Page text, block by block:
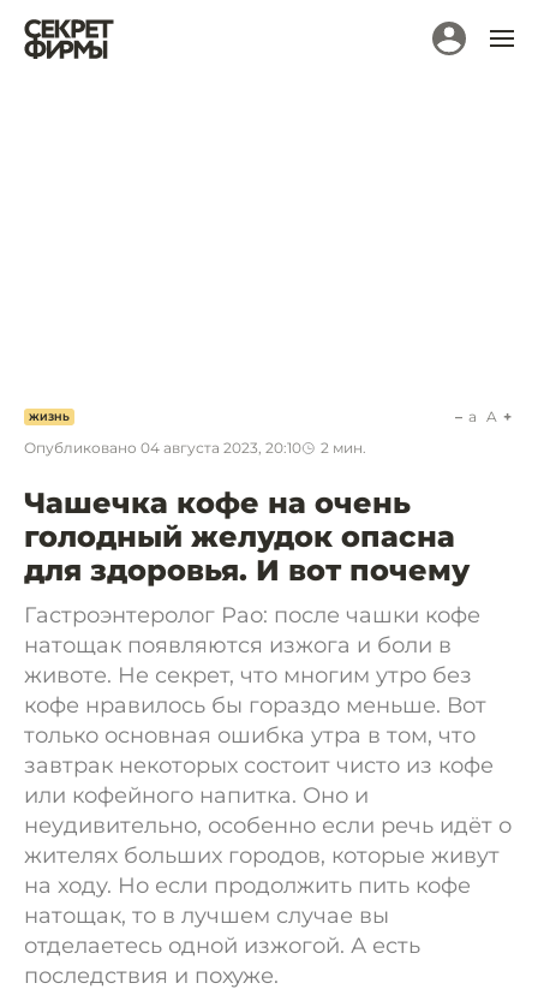
ЖИЗНЬ
Опубликовано 04 августа 2023, 20:10 2 мин.
a A
Чашечка кофе на очень
голодный желудок опасна
для здоровья. И вот почему
Гастроэнтеролог Рао: после чашки кофе
натощак появляются изжога и боли в
животе. Не секрет, что многим утро без
кофе нравилось бы гораздо меньше. Вот
только основная ошибка утра в том, что
завтрак некоторых состоит чисто из кофе
или кофейного напитка. Оно и
неудивительно, особенно если речь идёт о
жителях больших городов, которые живут
на ходу. Но если продолжить пить кофе
натощак, то в лучшем случае вы
отделаетесь одной изжогой. А есть
последствия и похуже.